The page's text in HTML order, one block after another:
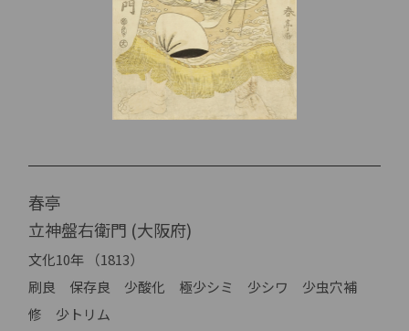
春亭
立神盤右衛門 (大阪府)
文化10年 （1813）
刷良 保存良 少酸化 極少シミ 少シワ 少虫穴補
修 少トリム